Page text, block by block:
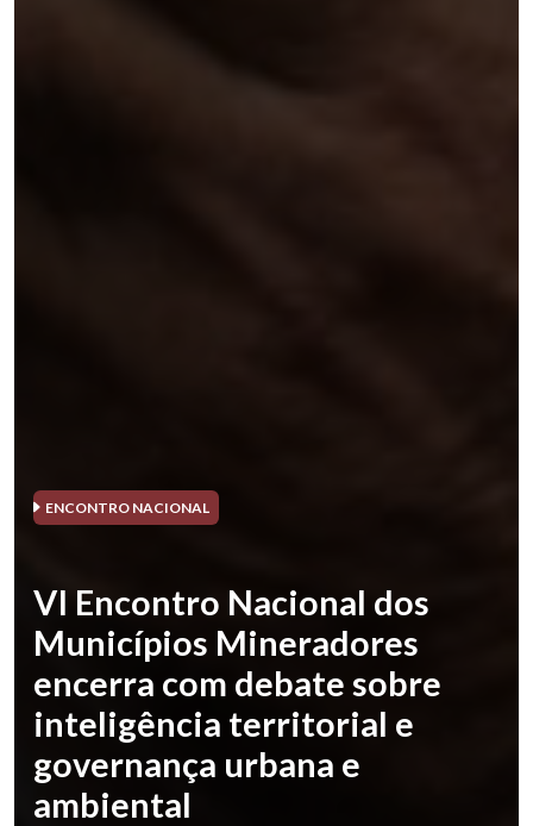
ENCONTRO NACIONAL
VI Encontro Nacional dos
Municípios Mineradores
encerra com debate sobre
inteligência territorial e
governança urbana e
ambiental